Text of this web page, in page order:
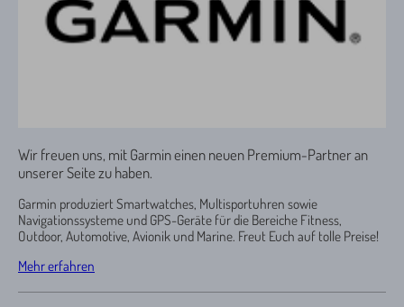
Wir freuen uns, mit Garmin einen neuen Premium-Partner an
unserer Seite zu haben.
Garmin produziert Smartwatches, Multisportuhren sowie
Navigationssysteme und GPS-Geräte für die Bereiche Fitness,
Outdoor, Automotive, Avionik und Marine. Freut Euch auf tolle Preise!
Mehr erfahren